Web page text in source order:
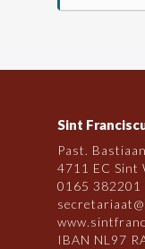
Sint
Past.
4711 EC Sint
0165 382201
IBAN NL97